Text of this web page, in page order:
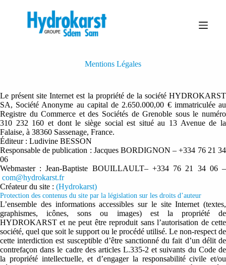
n
t
e
n
u
Mentions Légales
Le présent site Internet est la propriété de la société HYDROKARST
SA, Société Anonyme au capital de 2.650.000,00 € immatriculée au
Registre du Commerce et des Sociétés de Grenoble sous le numéro
310 232 160 et dont le siège social est situé au 13 Avenue de la
Falaise, à 38360 Sassenage, France.
Éditeur : Ludivine BESSON
Responsable de publication : Jacques BORDIGNON – +334 76 21 34
06
Webmaster : Jean-Baptiste BOUILLAULT– +334 76 21 34 06 –
com@hydrokarst.fr
Créateur du site : (Hydrokarst)
Protection des contenus du site par la législation sur les droits d’auteur
L’ensemble des informations accessibles sur le site Internet (textes,
graphismes, icônes, sons ou images) est la propriété de
HYDROKARST et ne peut être reproduit sans l’autorisation de cette
société, quel que soit le support ou le procédé utilisé. Le non-respect de
cette interdiction est susceptible d’être sanctionné du fait d’un délit de
contrefaçon dans le cadre des articles L.335-2 et suivants du Code de
la propriété intellectuelle, et d’engager la responsabilité civile et/ou